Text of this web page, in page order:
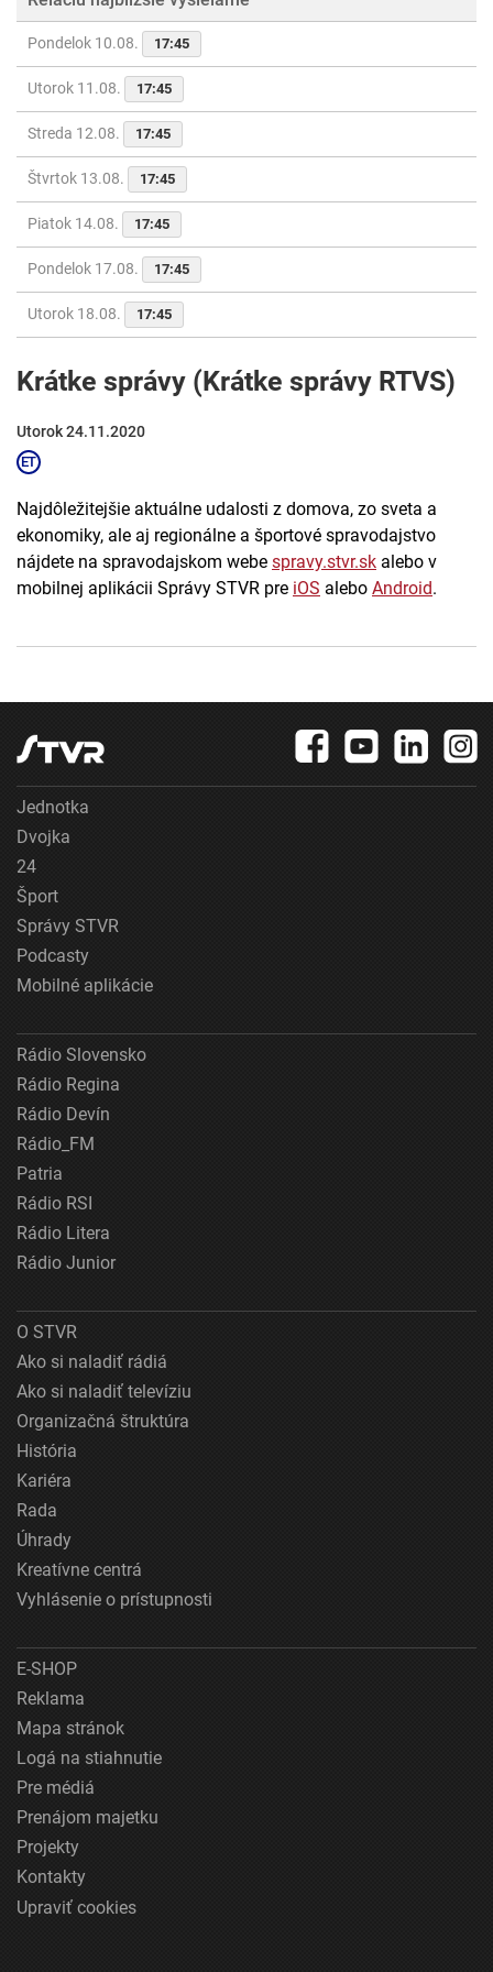
Pondelok 10.08. 17:45
Utorok 11.08. 17:45
Streda 12.08. 17:45
Štvrtok 13.08. 17:45
Piatok 14.08. 17:45
Pondelok 17.08. 17:45
Utorok 18.08. 17:45
Krátke správy (Krátke správy RTVS)
Utorok 24.11.2020
Najdôležitejšie aktuálne udalosti z domova, zo sveta a
ekonomiky, ale aj regionálne a športové spravodajstvo
nájdete na spravodajskom webe spravy.stvr.sk alebo v
mobilnej aplikácii Správy STVR pre iOS alebo Android.
Jednotka
Dvojka
24
Šport
Správy STVR
Podcasty
Mobilné aplikácie
Rádio Slovensko
Rádio Regina
Rádio Devín
Rádio_FM
Patria
Rádio RSI
Rádio Litera
Rádio Junior
O STVR
Ako si naladiť rádiá
Ako si naladiť televíziu
Organizačná štruktúra
História
Kariéra
Rada
Úhrady
Kreatívne centrá
Vyhlásenie o prístupnosti
E-SHOP
Reklama
Mapa stránok
Logá na stiahnutie
Pre médiá
Prenájom majetku
Projekty
Kontakty
Upraviť cookies